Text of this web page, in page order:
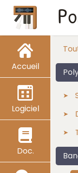
Accueil
Logiciel
Doc.